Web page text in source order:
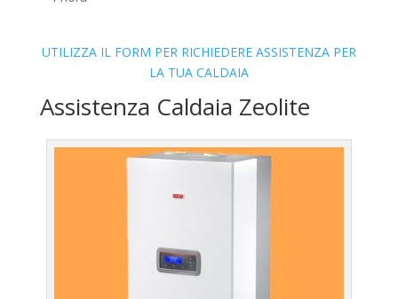
UTILIZZA IL FORM PER RICHIEDERE ASSISTENZA PER
LA TUA CALDAIA
Assistenza Caldaia Zeolite